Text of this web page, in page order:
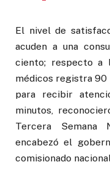
El nivel de
acuden a una
ciento; respecto a
médicos registra 90
para recibir
minutos,
Tercera Semana
encabezó el
comisionado